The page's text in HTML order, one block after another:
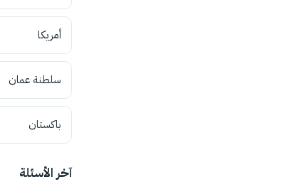
أمريكا
سلطنة عمان
باكستان
آخر الأسئلة